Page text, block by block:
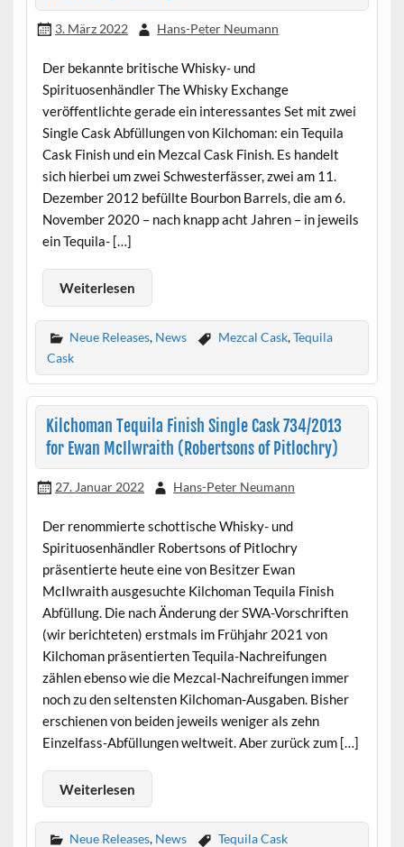
3. März 2022 Hans-Peter Neumann
Der bekannte britische Whisky- und
Spirituosenhändler The Whisky Exchange
veröffentlichte gerade ein interessantes Set mit zwei
Single Cask Abfüllungen von Kilchoman: ein Tequila
Cask Finish und ein Mezcal Cask Finish. Es handelt
sich hierbei um zwei Schwesterfässer, zwei am 11.
Dezember 2012 befüllte Bourbon Barrels, die am 6.
November 2020 – nach knapp acht Jahren – in jeweils
ein Tequila- […]
Weiterlesen
Neue Releases, News Mezcal Cask,Tequila
Cask
Kilchoman Tequila Finish Single Cask 734/2013
for Ewan McIlwraith (Robertsons of Pitlochry)
27. Januar 2022 Hans-Peter Neumann
Der renommierte schottische Whisky- und
Spirituosenhändler Robertsons of Pitlochry
präsentierte heute eine von Besitzer Ewan
McIlwraith ausgesuchte Kilchoman Tequila Finish
Abfüllung. Die nach Änderung der SWA-Vorschriften
(wir berichteten) erstmals im Frühjahr 2021 von
Kilchoman präsentierten Tequila-Nachreifungen
zählen ebenso wie die Mezcal-Nachreifungen immer
noch zu den seltensten Kilchoman-Ausgaben. Bisher
erschienen von beiden jeweils weniger als zehn
Einzelfass-Abfüllungen weltweit. Aber zurück zum […]
Weiterlesen
Neue Releases, News Tequila Cask